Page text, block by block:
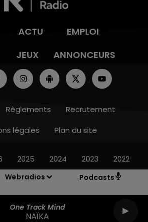
Webradios Podcasts
One Track Mind
NAÏKA
ACTU
EMPLOI
JEUX ANNONCEURS
Règlements
Recrutement
légales
Plan du site
2025 2024 2023 2022